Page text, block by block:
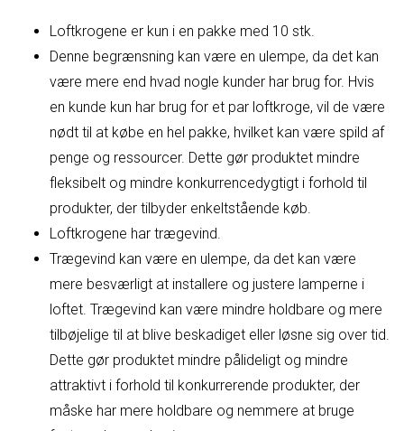
Loftkrogene er kun i en pakke med 10 stk.
Denne begrænsning kan være en ulempe, da det kan
være mere end hvad nogle kunder har brug for. Hvis
en kunde kun har brug for et par loftkroge, vil de være
nødt til at købe en hel pakke, hvilket kan være spild af
penge og ressourcer. Dette gør produktet mindre
fleksibelt og mindre konkurrencedygtigt i forhold til
produkter, der tilbyder enkeltstående køb.
Loftkrogene har trægevind.
Trægevind kan være en ulempe, da det kan være
mere besværligt at installere og justere lamperne i
loftet. Trægevind kan være mindre holdbare og mere
tilbøjelige til at blive beskadiget eller løsne sig over tid.
Dette gør produktet mindre pålideligt og mindre
attraktivt i forhold til konkurrerende produkter, der
måske har mere holdbare og nemmere at bruge